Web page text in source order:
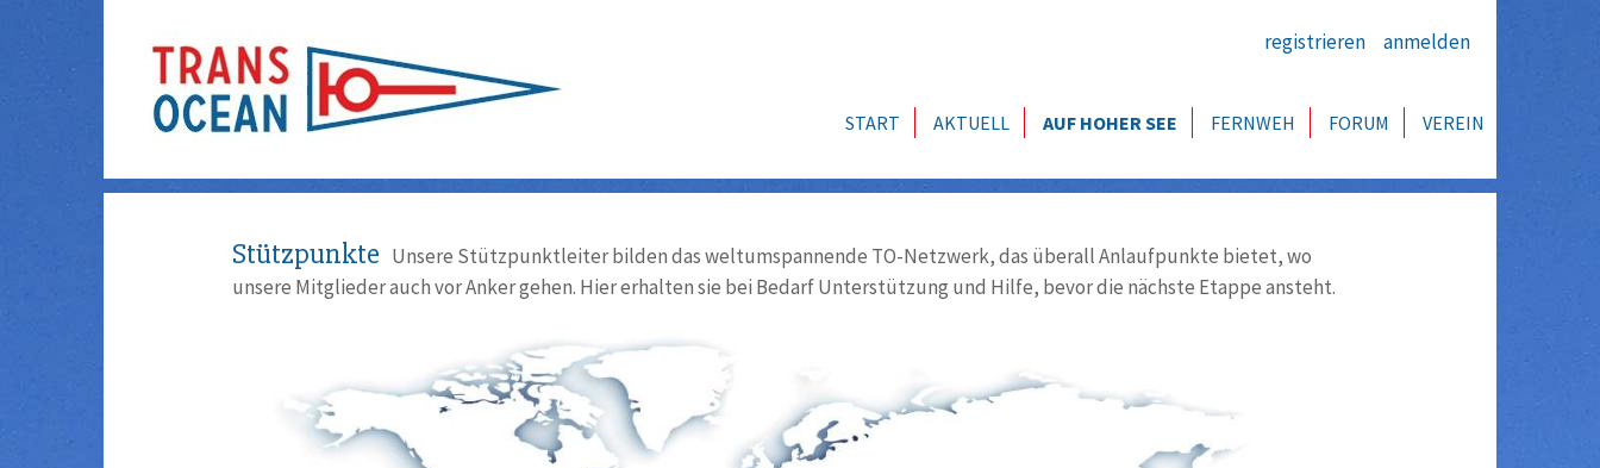
registrieren anmelden
START AKTUELL AUF HOHER SEE FERNWEH FORUM VEREIN
Stützpunkte Unsere Stützpunktleiter bilden das weltumspannende TO-Netzwerk, das überall Anlaufpunkte bietet, wo
unsere Mitglieder auch vor Anker gehen. Hier erhalten sie bei Bedarf Unterstützung und Hilfe, bevor die nächste Etappe ansteht.